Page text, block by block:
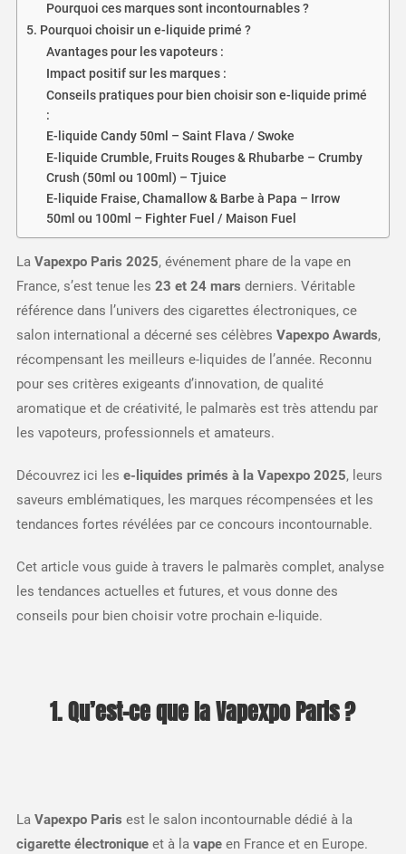
Pourquoi ces marques sont incontournables ?
5. Pourquoi choisir un e-liquide primé ?
Avantages pour les vapoteurs :
Impact positif sur les marques :
Conseils pratiques pour bien choisir son e-liquide primé
:
E-liquide Candy 50ml – Saint Flava / Swoke
E-liquide Crumble, Fruits Rouges & Rhubarbe – Crumby
Crush (50ml ou 100ml) – Tjuice
E-liquide Fraise, Chamallow & Barbe à Papa – Irrow
50ml ou 100ml – Fighter Fuel / Maison Fuel
La Vapexpo Paris 2025, événement phare de la vape en
France, s’est tenue les 23 et 24 mars derniers. Véritable
référence dans l’univers des cigarettes électroniques, ce
salon international a décerné ses célèbres Vapexpo Awards,
récompensant les meilleurs e-liquides de l’année. Reconnu
pour ses critères exigeants d’innovation, de qualité
aromatique et de créativité, le palmarès est très attendu par
les vapoteurs, professionnels et amateurs.
Découvrez ici les e-liquides primés à la Vapexpo 2025, leurs
saveurs emblématiques, les marques récompensées et les
tendances fortes révélées par ce concours incontournable.
Cet article vous guide à travers le palmarès complet, analyse
les tendances actuelles et futures, et vous donne des
conseils pour bien choisir votre prochain e-liquide.
1. Qu’est-ce que la Vapexpo Paris ?
La Vapexpo Paris est le salon incontournable dédié à la
cigarette électroniqueet à la vapeen France et en Europe.